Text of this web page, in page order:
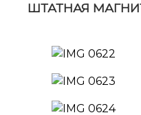
ШТАТНАЯ